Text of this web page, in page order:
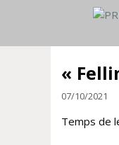
«
07/10/2021
Temps de